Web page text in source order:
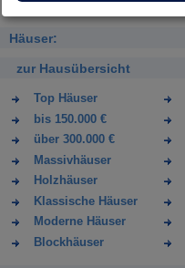
Häuser:
zur Hausübersicht
Top Häuser
bis 150.000 €
über 300.000 €
Massivhäuser
Holzhäuser
Klassische Häuser
Moderne Häuser
Blockhäuser